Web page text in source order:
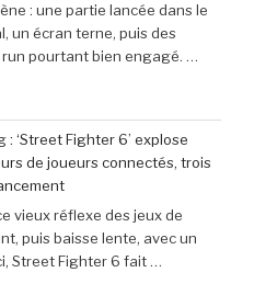
: une partie lancée dans le
un écran terne, puis des
pourtant bien engagé. …
: ‘Street Fighter 6’ explose
de joueurs connectés, trois
vieux réflexe des jeux de
puis baisse lente, avec un
Street Fighter 6 fait …